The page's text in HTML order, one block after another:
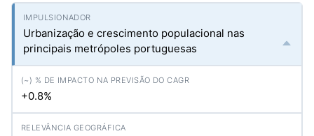
Urbanização e crescimento populacional nas
principais metrópoles portuguesas
+0.8%